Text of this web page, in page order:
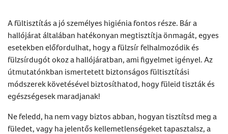
A fültisztítás a jó személyes higiénia fontos része. Bár a
hallójárat általában hatékonyan megtisztítja önmagát, egyes
esetekben előfordulhat, hogy a fülzsír felhalmozódik és
fülzsírdugót okoz a hallójáratban, ami figyelmet igényel. Az
útmutatónkban ismertetett biztonságos fültisztítási
módszerek követésével biztosíthatod, hogy füleid tiszták és
egészségesek maradjanak!
Ne feledd, ha nem vagy biztos abban, hogyan tisztítsd meg a
füledet, vagy ha jelentős kellemetlenségeket tapasztalsz, a